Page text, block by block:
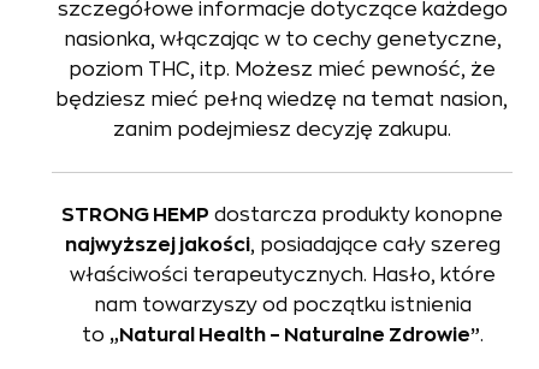
szczegółowe informacje dotyczące każdego
nasionka, włączając w to cechy genetyczne,
poziom THC, itp. Możesz mieć pewność, że
będziesz mieć pełną wiedzę na temat nasion,
zanim podejmiesz decyzję zakupu.
STRONG HEMP dostarcza produkty konopne
najwyższej jakości, posiadające cały szereg
właściwości terapeutycznych. Hasło, które
nam towarzyszy od początku istnienia
to „Natural Health – Naturalne Zdrowie”.